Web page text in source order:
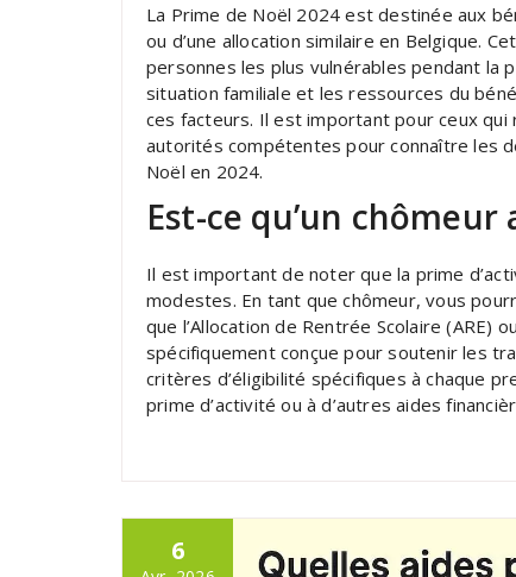
La Prime de Noël 2024 est destinée aux
ou d’une allocation similaire en Belgique.
personnes les plus vulnérables pendant la
situation familiale et les ressources du
ces facteurs. Il est important pour ceux
autorités compétentes pour connaître les
Noël en 2024.
Est-ce qu’un
Il est important de noter que la prime
modestes. En tant que chômeur, vous
que l’Allocation de Rentrée Scolaire (ARE)
spécifiquement conçue pour soutenir les
critères d’éligibilité spécifiques à chaque
prime d’activité ou à d’autres aides
6